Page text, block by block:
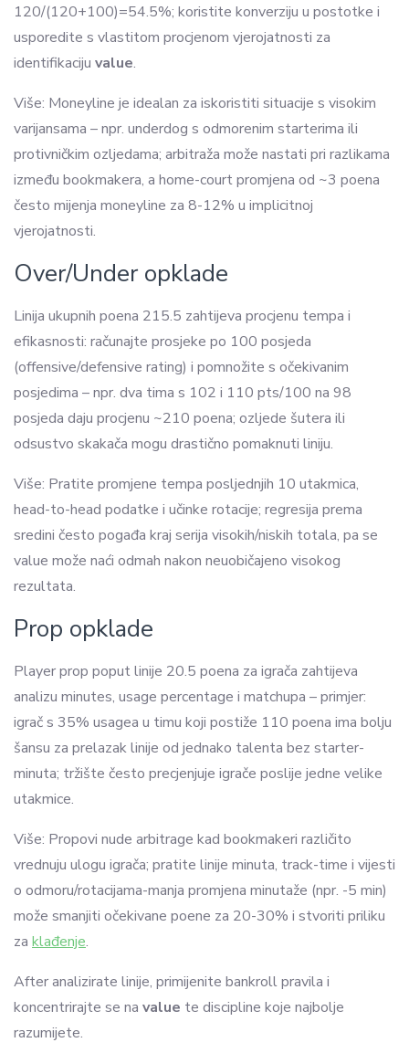
120/(120+100)=54.5%; koristite konverziju u postotke i
usporedite s vlastitom procjenom vjerojatnosti za
identifikaciju value.
Više: Moneyline je idealan za iskoristiti situacije s visokim
varijansama – npr. underdog s odmorenim starterima ili
protivničkim ozljedama; arbitraža može nastati pri razlikama
između bookmakera, a home-court promjena od ~3 poena
često mijenja moneyline za 8-12% u implicitnoj
vjerojatnosti.
Over/Under opklade
Linija ukupnih poena 215.5 zahtijeva procjenu tempa i
efikasnosti: računajte prosjeke po 100 posjeda
(offensive/defensive rating) i pomnožite s očekivanim
posjedima – npr. dva tima s 102 i 110 pts/100 na 98
posjeda daju procjenu ~210 poena; ozljede šutera ili
odsustvo skakača mogu drastično pomaknuti liniju.
Više: Pratite promjene tempa posljednjih 10 utakmica,
head-to-head podatke i učinke rotacije; regresija prema
sredini često pogađa kraj serija visokih/niskih totala, pa se
value može naći odmah nakon neuobičajeno visokog
rezultata.
Prop opklade
Player prop poput linije 20.5 poena za igrača zahtijeva
analizu minutes, usage percentage i matchupa – primjer:
igrač s 35% usagea u timu koji postiže 110 poena ima bolju
šansu za prelazak linije od jednako talenta bez starter-
minuta; tržište često precjenjuje igrače poslije jedne velike
utakmice.
Više: Propovi nude arbitrage kad bookmakeri različito
vrednuju ulogu igrača; pratite linije minuta, track-time i vijesti
o odmoru/rotacijama-manja promjena minutaže (npr. -5 min)
može smanjiti očekivane poene za 20-30% i stvoriti priliku
za klađenje.
After analizirate linije, primijenite bankroll pravila i
koncentrirajte se na value te discipline koje najbolje
razumijete.